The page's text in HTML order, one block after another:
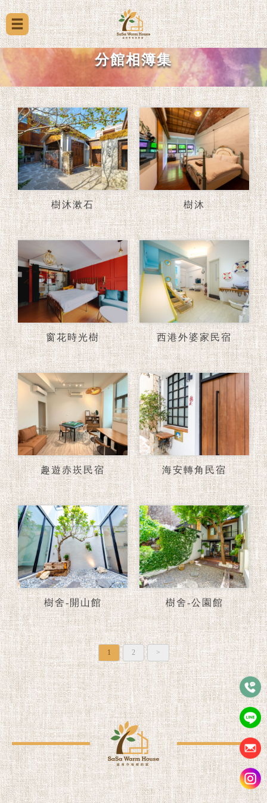
分館相簿集
樹沐漱石 樹沐
窗花時光樹 西港外婆家民宿
趣遊赤崁民宿 海安轉角民宿
樹舍-開山館 樹舍-公園館
1 2 >